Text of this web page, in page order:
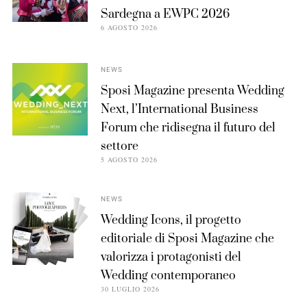
Sardegna a EWPC 2026
6 AGOSTO 2026
NEWS
Sposi Magazine presenta Wedding
Next, l’International Business
Forum che ridisegna il futuro del
settore
5 AGOSTO 2026
NEWS
Wedding Icons, il progetto
editoriale di Sposi Magazine che
valorizza i protagonisti del
Wedding contemporaneo
30 LUGLIO 2026